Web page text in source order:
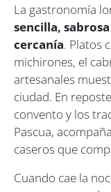
La gastronomía
sencilla,
cercanía. Platos
michirones, el
artesanales
ciudad. En
convento y los
Pascua,
caseros que
Cuando cae la